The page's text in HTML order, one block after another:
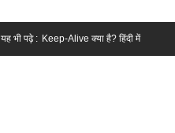
यह भी पढ़े : Keep-Alive क्या है? हिंदी में